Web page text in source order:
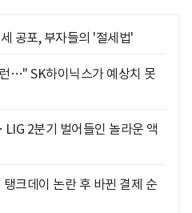
공포, 부자들의 '절세법'
…" SK하이닉스가 예상치 못
2분기 벌어들인 놀라운 액
크데이 논란 후 바뀐 결제 순